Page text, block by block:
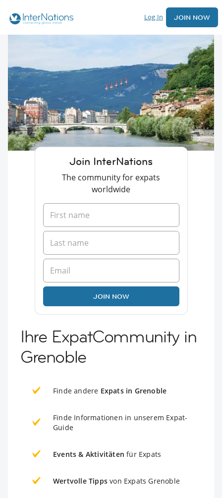
Log In JOIN NOW
Join InterNations
The community for expats
worldwide
JOIN NOW
Ihre ExpatCommunity in
Grenoble
Finde andere Expats in Grenoble
Finde Informationen in unserem Expat-
Guide
Events & Aktivitäten für Expats
Wertvolle Tipps von Expats Grenoble